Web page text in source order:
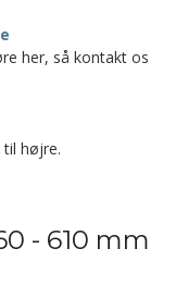
her, så kontakt os
højre.
- 610 mm